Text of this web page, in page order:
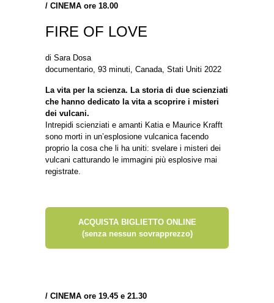
/ CINEMA ore 18.00
FIRE OF LOVE
di Sara Dosa
documentario, 93 minuti, Canada, Stati Uniti 2022
La vita per la scienza. La storia di due scienziati
che hanno dedicato la vita a scoprire i misteri
dei vulcani.
Intrepidi scienziati e amanti Katia e Maurice Krafft
sono morti in un’esplosione vulcanica facendo
proprio la cosa che li ha uniti: svelare i misteri dei
vulcani catturando le immagini più esplosive mai
registrate.
ACQUISTA BIGLIETTO ONLINE
(senza nessun sovrapprezzo)
/ CINEMA ore 19.45 e 21.30